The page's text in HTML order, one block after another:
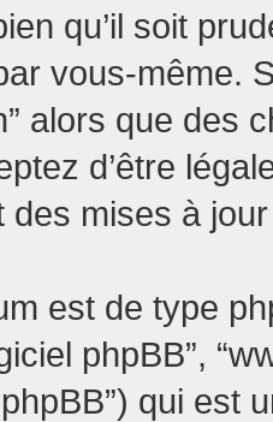
qu’il soit
vous-même.
alors que des
d’être
des mises à
est de type
phpBB”,
qui est